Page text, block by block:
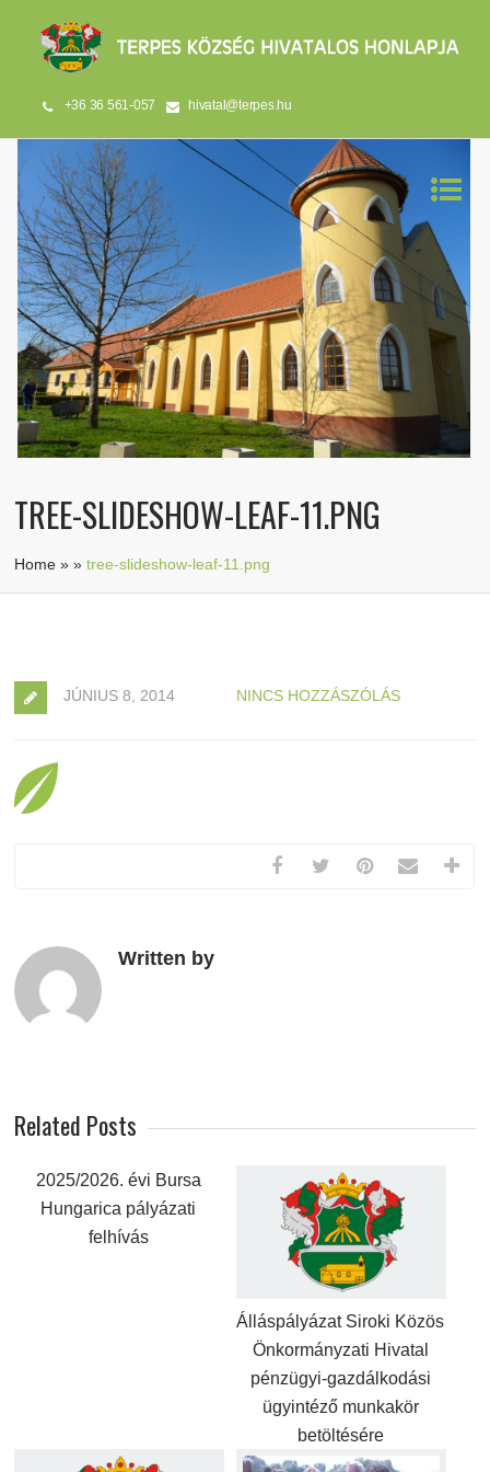
+36 36 561-057 hivatal@terpes.hu
TREE-SLIDESHOW-LEAF-11.PNG
Home »»tree-slideshow-leaf-11.png
JÚNIUS 8, 2014 NINCS HOZZÁSZÓLÁS
Written by
Related Posts
2025/2026. évi Bursa
Hungarica pályázati
felhívás
Álláspályázat Siroki Közös
Önkormányzati Hivatal
pénzügyi-gazdálkodási
ügyintéző munkakör
betöltésére